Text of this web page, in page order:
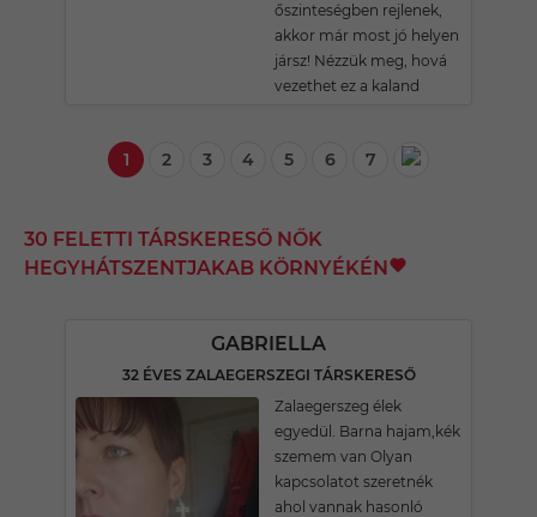
őszinteségben rejlenek,
akkor már most jó helyen
jársz! Nézzük meg, hová
vezethet ez a kaland
1 2 3 4 5 6 7
30 FELETTI TÁRSKERESŐ NŐK
HEGYHÁTSZENTJAKAB KÖRNYÉKÉN
GABRIELLA
32 ÉVES ZALAEGERSZEGI TÁRSKERESŐ
Zalaegerszeg élek
egyedül. Barna hajam,kék
szemem van Olyan
kapcsolatot szeretnék
ahol vannak hasonló